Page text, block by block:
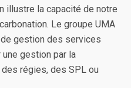
illustre la capacité de notre
Le groupe UMA
gestion des services
gestion par la
régies, des SPL ou